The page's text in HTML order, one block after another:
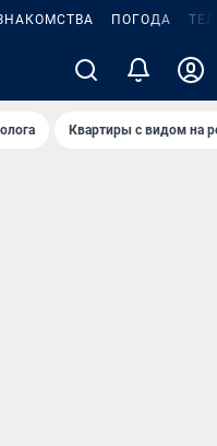
ПОГОДА
Квартиры с видом на